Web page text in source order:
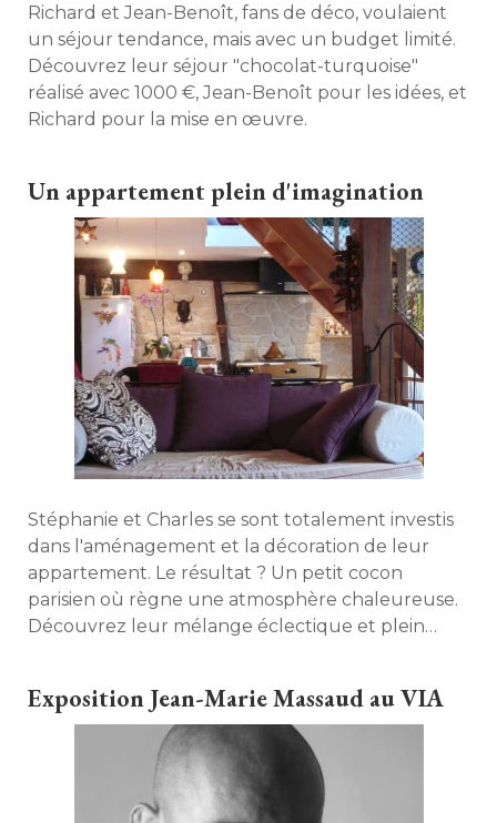
Richard et Jean-Benoît, fans de déco, voulaient
un séjour tendance, mais avec un budget limité.
Découvrez leur séjour "chocolat-turquoise"
réalisé avec 1000 €, Jean-Benoît pour les idées, et
Richard pour la mise en œuvre.
Un appartement plein d'imagination
Stéphanie et Charles se sont totalement investis
dans l'aménagement et la décoration de leur
appartement. Le résultat ? Un petit cocon
parisien où règne une atmosphère chaleureuse.
Découvrez leur mélange éclectique et plein
Exposition Jean-Marie Massaud au VIA